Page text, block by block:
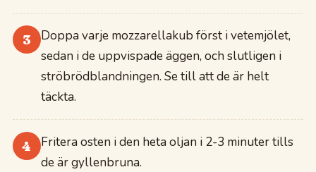
3
Doppa varje mozzarellakub först i vetemjölet,
sedan i de uppvispade äggen, och slutligen i
ströbrödblandningen. Se till att de är helt
täckta.
4
Fritera osten i den heta oljan i 2-3 minuter tills
de är gyllenbruna.